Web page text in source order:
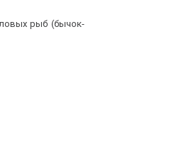
рыб (бычок-